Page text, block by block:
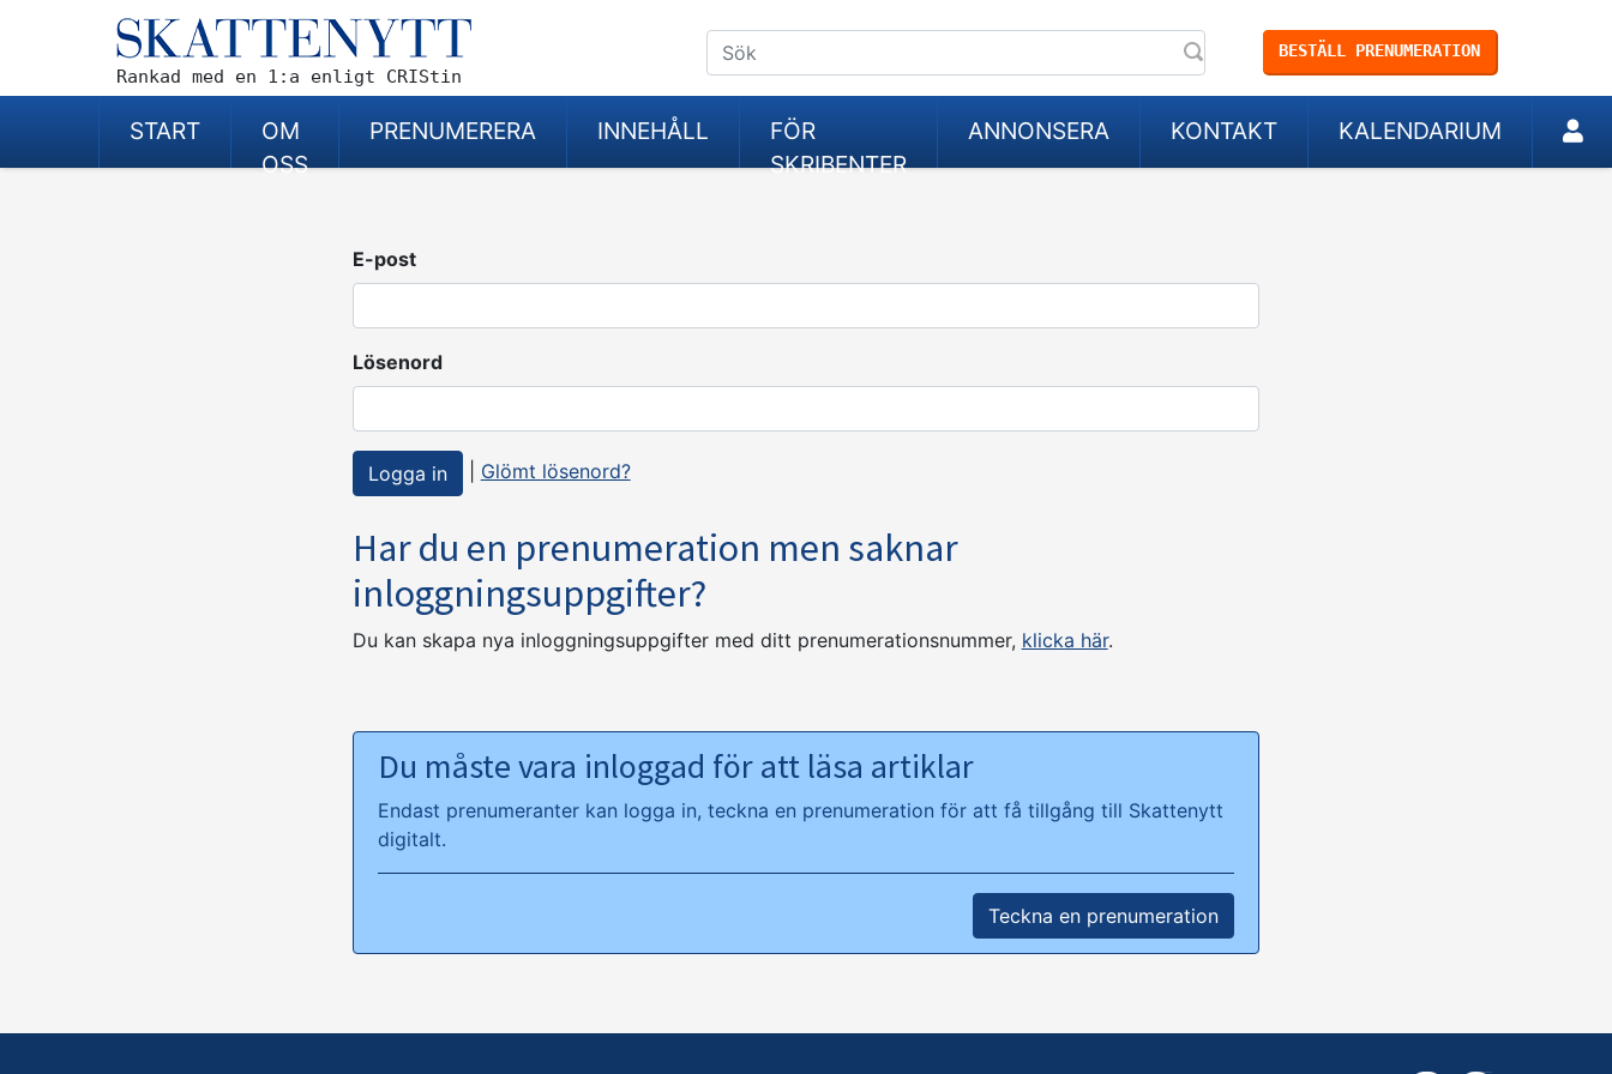
Rankad med en 1:a enligt CRIStin
BESTÄLL PRENUMERATION
START
OM
OSS
PRENUMERERA INNEHÅLL
FÖR
SKRIBENTER
ANNONSERA KONTAKT KALENDARIUM
E-post
Lösenord
Glömt lösenord?
Har du en prenumeration men saknar
inloggningsuppgifter?
Du kan skapa nya inloggningsuppgifter med ditt prenumerationsnummer, klicka här.
Du måste vara inloggad för att läsa artiklar
Endast prenumeranter kan logga in, teckna en prenumeration för att få tillgång till Skattenytt
digitalt.
Teckna en prenumeration